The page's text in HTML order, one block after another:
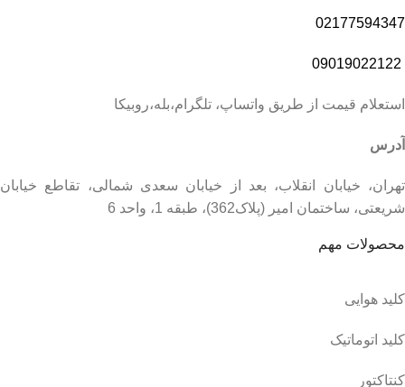
02177594347
09019022122
استعلام قیمت از طریق واتساپ، تلگرام،بله،روبیکا
آدرس
تهران، خیابان انقلاب، بعد از خیابان سعدی شمالی، تقاطع خیابان
شریعتی، ساختمان امیر (پلاک362)، طبقه 1، واحد 6
محصولات مهم
کلید هوایی
کلید اتوماتیک
کنتاکتور